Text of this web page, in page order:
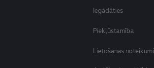
Iegādāties
Piekļūstamība
Lietošanas noteikumi